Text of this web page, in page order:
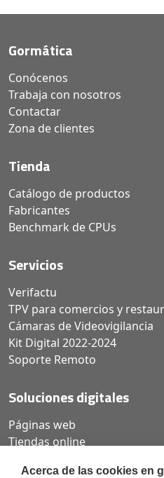
Acerca de las cookies en
Gormática
Conócenos
Trabaja con nosotros
Contactar
Zona de clientes
Tienda
Catálogo de productos
Fabricantes
Benchmark de CPUs
Servicios
Verifactu
TPV para comercios y
Cámaras de Videovigilancia
Kit Digital 2022-2024
Soporte Remoto
Soluciones digitales
Páginas web
Tiendas online